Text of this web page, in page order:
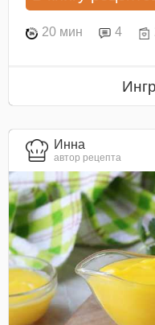
20 мин 4
Инна
автор рецепта